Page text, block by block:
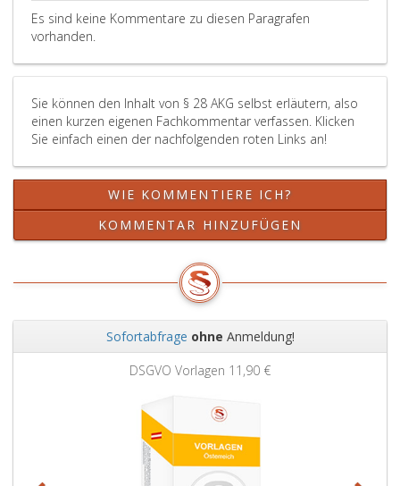
Es sind keine Kommentare zu diesen Paragrafen
vorhanden.
Sie können den Inhalt von § 28 AKG selbst erläutern, also
einen kurzen eigenen Fachkommentar verfassen. Klicken
Sie einfach einen der nachfolgenden roten Links an!
WIE KOMMENTIERE ICH?
KOMMENTAR HINZUFÜGEN
Sofortabfrage ohne Anmeldung!
DSGVO Vorlagen 11,90 €